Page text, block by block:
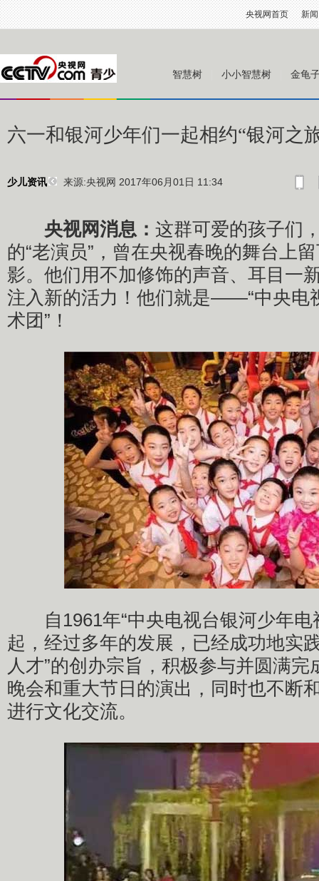
央视网首页 新闻
智慧树 小小智慧树 金龟
六一和银河少年们一起相约“银河之
少儿资讯 来源:央视网 2017年06月01日 11:34
央视网消息： 这群可爱的孩子们
的“老演员”，曾在央视春晚的舞台上
影。他们用不加修饰的声音、耳目一
注入新的活力！他们就是——“中央电
术团”！
自1961年“中央电视台银河少年电
起，‍经过多年的发展，已经成功地实
人才”的创办宗旨，积极参与并圆满
晚会和重大节日的演出，同时也不断
进行文化交流。